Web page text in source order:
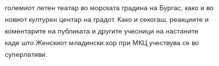
големиот летен театар во морската градина на Бургас, како и во
новиот културен центар на градот. Како и секогаш, реакциите и
коментарите на публиката и другите учесници на настаните
каде што Женскиот младински хор при МКЦ учествува се во
суперлативи.